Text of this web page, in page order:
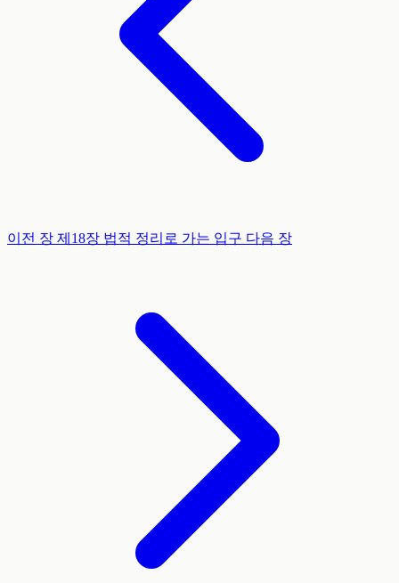
이전 장 제18장 법적 정리로 가는 입구 다음 장